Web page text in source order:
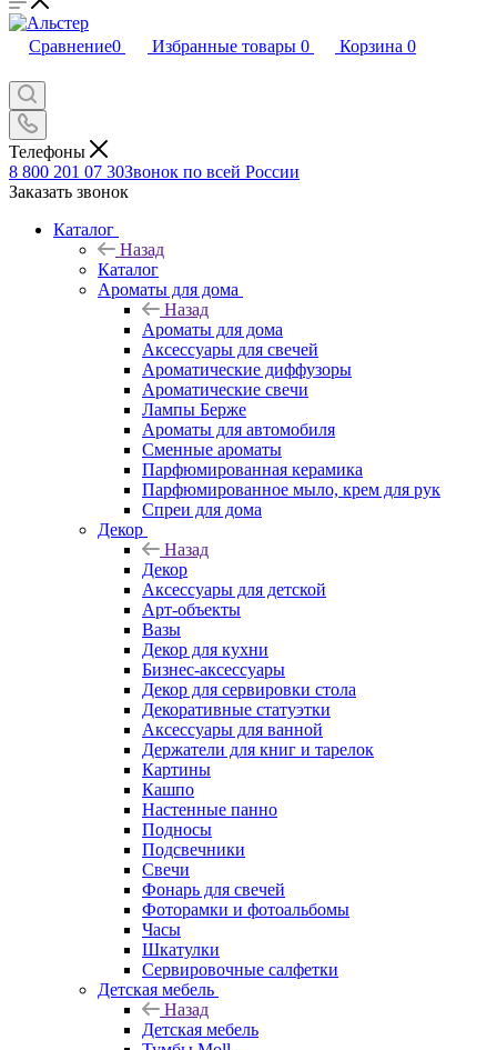
Сравнение0 Избранные товары 0 Корзина 0
Телефоны
8 800 201 07 30Звонок по всей России
Заказать звонок
Каталог
Назад
Каталог
Ароматы для дома
Назад
Ароматы для дома
Аксессуары для свечей
Ароматические диффузоры
Ароматические свечи
Лампы Берже
Ароматы для автомобиля
Сменные ароматы
Парфюмированная керамика
Парфюмированное мыло, крем для рук
Спреи для дома
Декор
Назад
Декор
Аксессуары для детской
Арт-объекты
Вазы
Декор для кухни
Бизнес-аксессуары
Декор для сервировки стола
Декоративные статуэтки
Аксессуары для ванной
Держатели для книг и тарелок
Картины
Кашпо
Настенные панно
Подносы
Подсвечники
Свечи
Фонарь для свечей
Фоторамки и фотоальбомы
Часы
Шкатулки
Сервировочные салфетки
Детская мебель
Назад
Детская мебель